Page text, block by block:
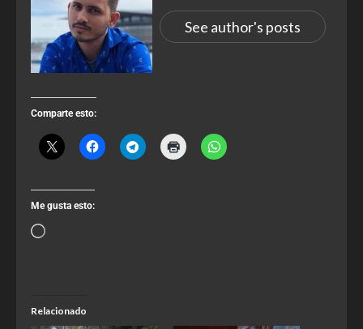
See author's posts
Comparte esto:
Me gusta esto:
Relacionado